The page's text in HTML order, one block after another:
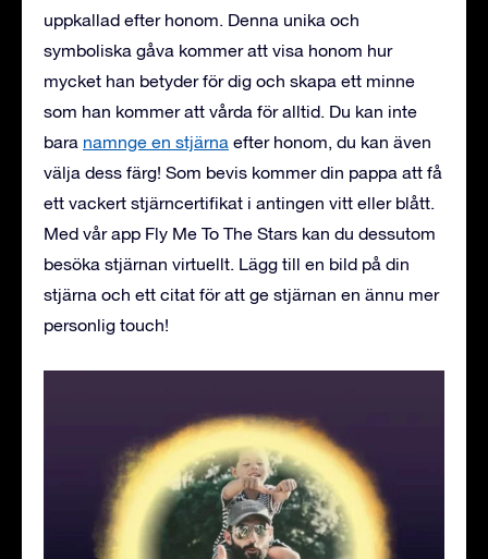
uppkallad efter honom. Denna unika och
symboliska gåva kommer att visa honom hur
mycket han betyder för dig och skapa ett minne
som han kommer att vårda för alltid. Du kan inte
bara namnge en stjärna efter honom, du kan även
välja dess färg! Som bevis kommer din pappa att få
ett vackert stjärncertifikat i antingen vitt eller blått.
Med vår app Fly Me To The Stars kan du dessutom
besöka stjärnan virtuellt. Lägg till en bild på din
stjärna och ett citat för att ge stjärnan en ännu mer
personlig touch!